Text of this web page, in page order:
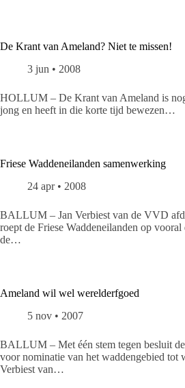
De Krant van Ameland? Niet te missen!
3 jun • 2008
HOLLUM – De Krant van Ameland is
jong en heeft in die korte tijd bewezen…
Friese Waddeneilanden samenwerking
24 apr • 2008
BALLUM – Jan Verbiest van de VVD
roept de Friese Waddeneilanden op vooral
de…
Ameland wil wel werelderfgoed
5 nov • 2007
BALLUM – Met één stem tegen besluit
voor nominatie van het waddengebied tot
Verbiest van…